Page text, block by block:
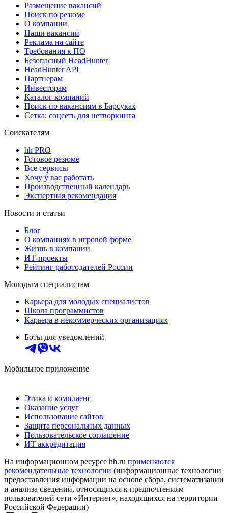
Размещение вакансий
Поиск по резюме
О компании
Наши вакансии
Реклама на сайте
Требования к ПО
Безопасный HeadHunter
HeadHunter API
Партнерам
Инвесторам
Каталог компаний
Поиск по вакансиям в Барсуках
Сетка: соцсеть для нетворкинга
Соискателям
hh PRO
Готовое резюме
Все сервисы
Хочу у вас работать
Производственный календарь
Экспертная рекомендация
Новости и статьи
Блог
О компаниях в игровой форме
Жизнь в компании
ИТ-проекты
Рейтинг работодателей России
Молодым специалистам
Карьера для молодых специалистов
Школа программистов
Карьера в некоммерческих организациях
Боты для уведомлений
Мобильное приложение
Этика и комплаенс
Оказание услуг
Использование сайтов
Защита персональных данных
Пользовательское соглашение
ИТ аккредитация
На информационном ресурсе hh.ru применяются
рекомендательные технологии (информационные технологии
предоставления информации на основе сбора, систематизации
и анализа сведений, относящихся к предпочтениям
пользователей сети «Интернет», находящихся на территории
Российской Федерации)